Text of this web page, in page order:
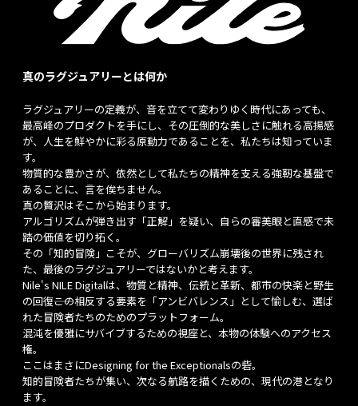
真のラグジュアリーとは何か
ラグジュアリーの定義が、音を立てて変わりゆく時代にあっても、
最高峰のプロダクトを手にし、その圧倒的な美しさに触れる高揚感
が、人生を鮮やかに彩る原動力であることを、私たちは知っていま
す。
物質的な豊かさが、依然として私たちの精神を支える強靭な基盤で
あることに、言を俟ちません。
真の贅沢はそこから始まります。
アルゴリズムが弾き出す「正解」を疑い、自らの審美眼と直感で未
踏の価値を切り拓く。
その「知的冒険」こそが、グローバリズム崩壊後の世界に残され
た、最後のラグジュアリーではないかと考えます。
Nile's NILE Digitalは、物質と精神、伝統と革新、都市の快楽と野生
の回復――この相反する要素を「アンビバレンス」として愉しむ、選ば
れた冒険者たちのためのプラットフォーム。
混沌を優雅にサバイブするための視座と、本物の体験へのアクセス
権。
ここはまさにDesigning for the Exceptionalsの砦。
知的冒険者たちが集い、次なる航路を描くための、現代の港となり
ます。